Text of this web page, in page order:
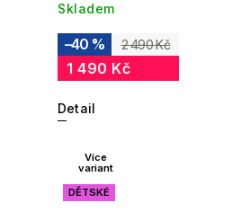
Skladem
2 490 Kč
–40 %
1 490 Kč
Detail
Více
variant
DĚTSKÉ